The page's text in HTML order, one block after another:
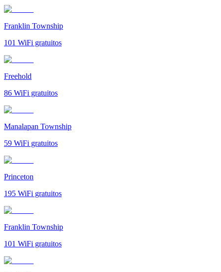
Franklin Township
101 WiFi gratuitos
Freehold
86 WiFi gratuitos
Manalapan Township
59 WiFi gratuitos
Princeton
195 WiFi gratuitos
Franklin Township
101 WiFi gratuitos